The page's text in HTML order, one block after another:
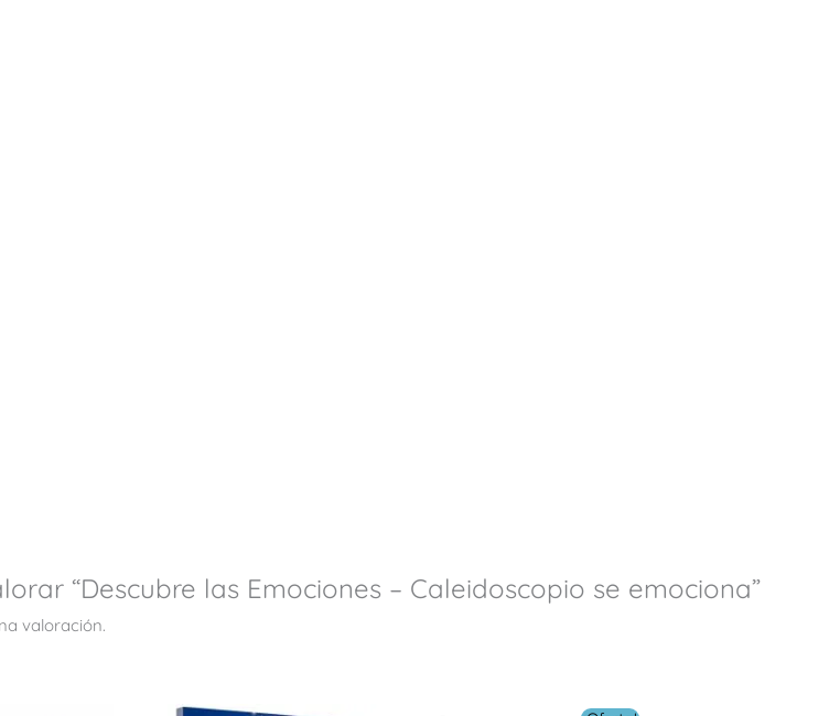
“Descubre las Emociones – Caleidoscopio se emociona”
valoración.